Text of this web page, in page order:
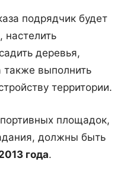
подрядчик будет
настелить
деревья,
также выполнить
территории.
площадок,
должны быть
года.